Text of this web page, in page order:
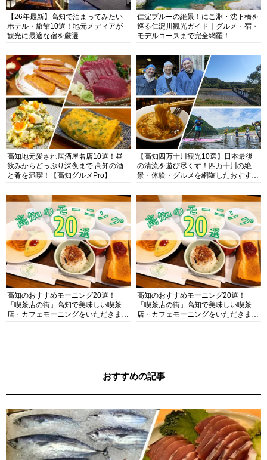
【26年最新】高知で泊まってみたい
ホテル・旅館10選！地元メディアが
観光に最適な宿を厳選
仁淀ブルーの絶景！にこ淵・沈下橋を
巡る仁淀川観光ガイド｜グルメ・宿・
モデルコースまで完全網羅！
高知地元愛され居酒屋名店10選！昼
飲みからどっぷり深夜まで 高知の酒
と肴を満喫！【高知グルメPro】
【高知四万十川観光10選】日本最後
の清流を遊び尽くす！四万十川の絶
景・体験・グルメを網羅したおすすめ
高知のおすすめモーニング20選！
「喫茶店の街」高知で美味しい喫茶
店・カフェモーニングをいただきま
高知のおすすめモーニング20選！
「喫茶店の街」高知で美味しい喫茶
店・カフェモーニングをいただきま
おすすめの記事